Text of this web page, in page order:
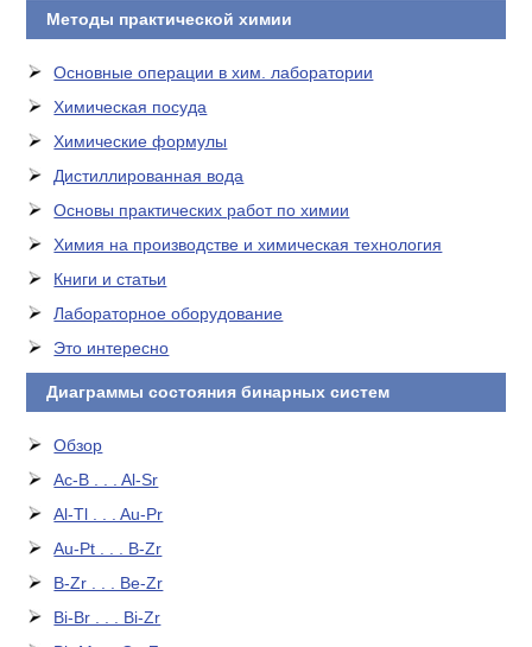
Методы практической химии
Основные операции в хим. лаборатории
Химическая посуда
Химические формулы
Дистиллированная вода
Основы практических работ по химии
Химия на производстве и химическая технология
Книги и статьи
Лабораторное оборудование
Это интересно
Диаграммы состояния бинарных систем
Обзор
Ac-B . . . Al-Sr
Al-Tl . . . Au-Pr
Au-Pt . . . B-Zr
B-Zr . . . Be-Zr
Bi-Br . . . Bi-Zr